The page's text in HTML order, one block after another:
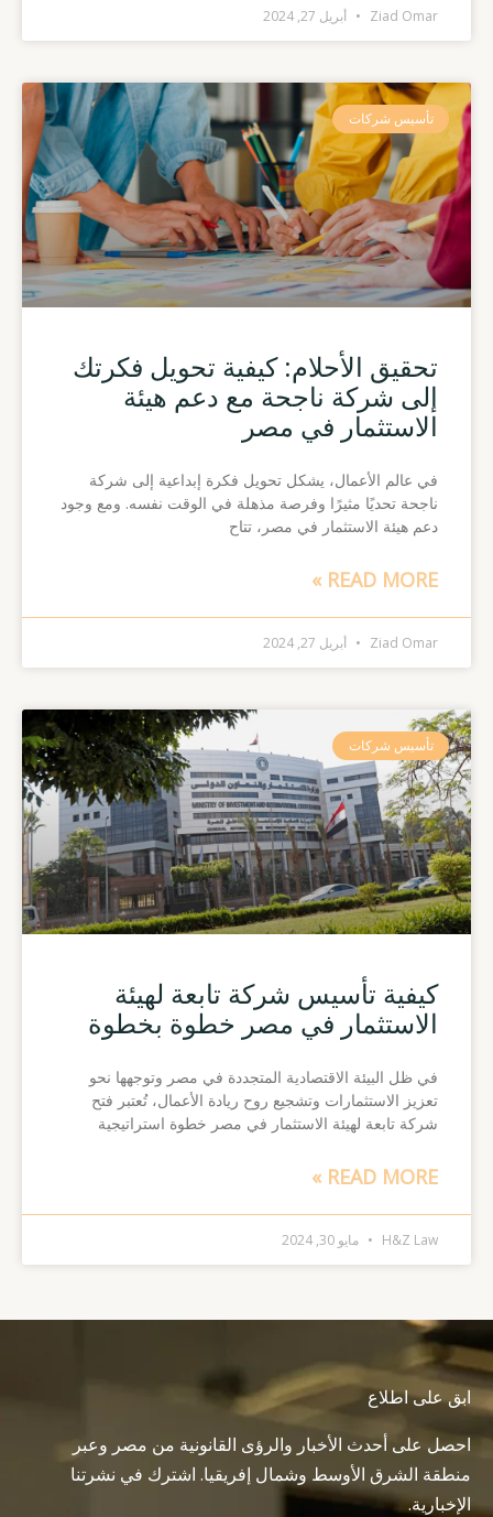
Ziad Omar أبريل 27, 2024
تأسيس شركات
تحقيق الأحلام: كيفية تحويل فكرتك
إلى شركة ناجحة مع دعم هيئة
الاستثمار في مصر
في عالم الأعمال، يشكل تحويل فكرة إبداعية إلى شركة
ناجحة تحديًا مثيرًا وفرصة مذهلة في الوقت نفسه. ومع وجود
دعم هيئة الاستثمار في مصر، تتاح
READ MORE »
Ziad Omar أبريل 27, 2024
تأسيس شركات
كيفية تأسيس شركة تابعة لهيئة
الاستثمار في مصر خطوة بخطوة
في ظل البيئة الاقتصادية المتجددة في مصر وتوجهها نحو
تعزيز الاستثمارات وتشجيع روح ريادة الأعمال، تُعتبر فتح
شركة تابعة لهيئة الاستثمار في مصر خطوة استراتيجية
READ MORE »
H&Z Law مايو 30, 2024
ابق على اطلاع
احصل على أحدث الأخبار والرؤى القانونية من مصر وعبر
منطقة الشرق الأوسط وشمال إفريقيا. اشترك في نشرتنا
الإخبارية.